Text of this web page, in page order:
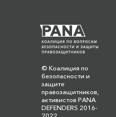
© Коалиция по
безопасности и
защите
правозащитников,
активистов PANA
DEFENDERS 2016-